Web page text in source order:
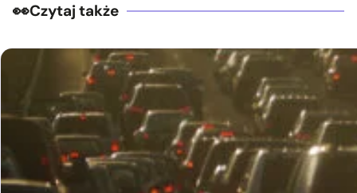
Czytaj także